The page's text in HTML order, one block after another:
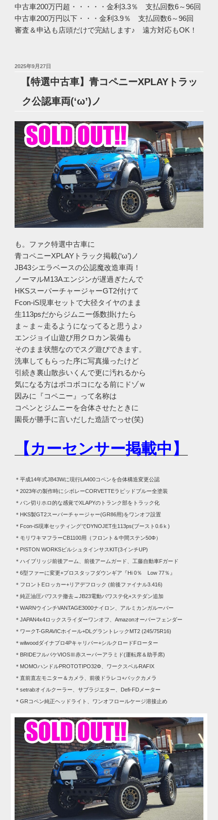
中古車200万円超・・・・・金利3.3％ 支払回数6～96回
中古車200万円以下・・・金利3.9％ 支払回数6～96回
審査＆申込も店頭だけで完結します♪ 遠方対応もOK！
投
2025年9月27日
【特選中古車】青コペニーXPLAYトラッ
ク公認車両(‘ω’)ノ
も。ファク特選中古車に
青コペニーXPLAYトラック掲載(‘ω’)ノ
JB43シエラベースの公認魔改造車両！
ノーマルM13Aエンジンが遅過ぎたんで
HKSスーパーチャージャーGT2付けて
Fcon-iS現車セットで大径タイヤのまま
生113psだからジムニー係数掛けたら
ま～ま～走るようになってると思うよ♪
エンジョイ山遊び用クロカン装備も
そのまま状態なのでスグ遊びできます。
洗車してもらった序に写真撮ったけど
引続き裏山散歩いくんで更に汚れるから
気になる方はボコボコになる前にドゾｗ
因みに『コペニー』って名称は
コペンとジムニーを合体させたときに
園長が勝手に言いだした造語でっせ(笑)
【カーセンサー掲載中】
＊平成14年式JB43Wに現行LA400コペンを合体構造変更公認
＊2023年の製作時にシボレーCORVETTEラピッドブルー全塗装
＊バン切りホロ的な感覚でXLAPYのトランク部をトラック化
＊HKS製GT2スーパーチャージャー(GR86用)をワンオフ設置
＊Fcon-iS現車セッティングでDYNOJET生113ps(ブースト0.6ｋ)
＊モリワキマフラーCB1100用（フロント＆中間ステン50Φ）
＊PISTON WORKSビルシュタインサスKIT(3インチUP)
＊ハイブリッジ前後アーム、前後アームガード、工藤自動車Fガード
＊6型ファーに変更+プロスタッフダウンギア『Hi 0％ Low 77％』
＊フロントEロッカー+リアデフロック (前後ファイナル3.416)
＊純正油圧パワステ撤去→JB23電動パワステ化+ステダン追加
＊WARNウインチVANTAGE3000ナイロン、アルミカンガルーバー
＊JAPAN4x4ロックスライダーワンオフ、Amazonオーバーフェンダー
＊ワークT-GRAVICホイール+DLグラントレックMT2 (245/75R16)
＊wilwoodダイナプロ4Pキャリパー+シルクロードFローター
＊BRIDEフルバケVIOSⅢ赤スーパーアラミド(運転席＆助手席)
＊MOMOハンドルPROTOTIPO32Φ、ワークスベルRAFIX
＊直前直左モニター＆カメラ、前後ドラレコ+バックカメラ
＊setrabオイルクーラー、サブラジエター、Defi-FDメーター
＊GRコペン純正ヘッドライト、ワンオフロールケージ溶接止め